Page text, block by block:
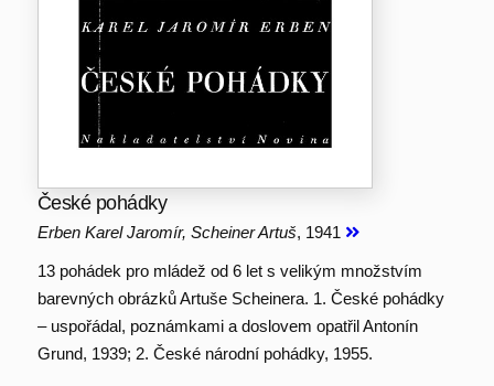
České pohádky
Erben Karel Jaromír, Scheiner Artuš, 1941
13 pohádek pro mládež od 6 let s velikým množstvím
barevných obrázků Artuše Scheinera. 1. České pohádky
– uspořádal, poznámkami a doslovem opatřil Antonín
Grund, 1939; 2. České národní pohádky, 1955.